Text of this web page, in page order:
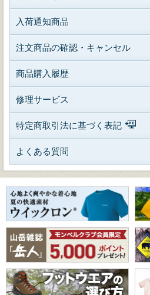
入荷通知商品
注文商品の確認・キャンセル
商品購入履歴
修理サービス
特定商取引法に基づく表記
よくある質問